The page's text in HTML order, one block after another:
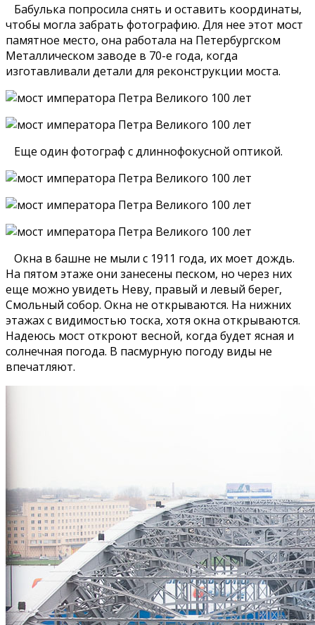
Бабулька попросила снять и оставить координаты,
чтобы могла забрать фотографию. Для нее этот мост
памятное место, она работала на Петербургском
Металлическом заводе в 70-е года, когда
изготавливали детали для реконструкции моста.
Еще один фотограф с длиннофокусной оптикой.
Окна в башне не мыли с 1911 года, их моет дождь.
На пятом этаже они занесены песком, но через них
еще можно увидеть Неву, правый и левый берег,
Смольный собор. Окна не открываются. На нижних
этажах с видимостью тоска, хотя окна открываются.
Надеюсь мост откроют весной, когда будет ясная и
солнечная погода. В пасмурную погоду виды не
впечатляют.